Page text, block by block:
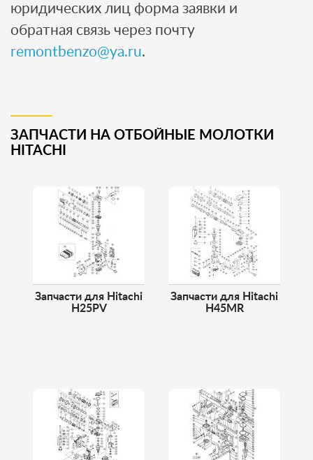
юридических лиц форма заявки и
обратная связь через почту
remontbenzo@ya.ru.
ЗАПЧАСТИ НА ОТБОЙНЫЕ МОЛОТКИ
HITACHI
Запчасти для Hitachi
H25PV
Запчасти для Hitachi
H45MR